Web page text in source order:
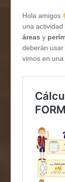
Hola amigos
una
áreas y
deberán
vimos en